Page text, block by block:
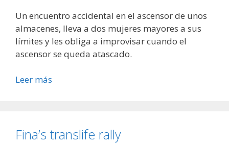
Un encuentro accidental en el ascensor de unos
almacenes, lleva a dos mujeres mayores a sus
límites y les obliga a improvisar cuando el
ascensor se queda atascado.
Leer más
Fina’s translife rally